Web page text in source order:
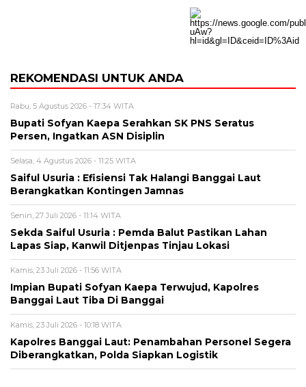
REKOMENDASI UNTUK ANDA
Rabu, 5 Agustus 2026 - 17:34 WITA
Bupati Sofyan Kaepa Serahkan SK PNS Seratus
Persen, Ingatkan ASN Disiplin
Selasa, 4 Agustus 2026 - 11:25 WITA
Saiful Usuria : Efisiensi Tak Halangi Banggai Laut
Berangkatkan Kontingen Jamnas
Senin, 27 Juli 2026 - 11:14 WITA
Sekda Saiful Usuria : Pemda Balut Pastikan Lahan
Lapas Siap, Kanwil Ditjenpas Tinjau Lokasi
Kamis, 23 Juli 2026 - 11:56 WITA
Impian Bupati Sofyan Kaepa Terwujud, Kapolres
Banggai Laut Tiba Di Banggai
Kamis, 23 Juli 2026 - 10:18 WITA
Kapolres Banggai Laut: Penambahan Personel Segera
Diberangkatkan, Polda Siapkan Logistik